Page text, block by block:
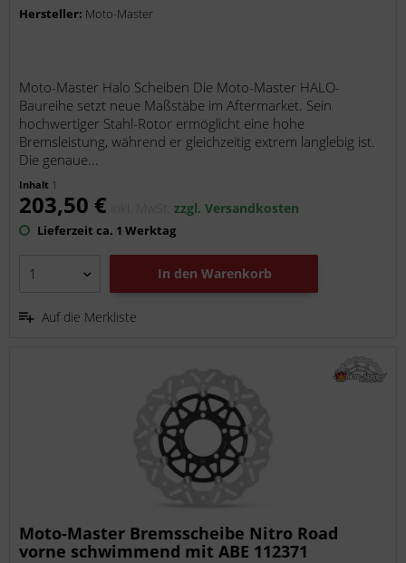
Hersteller: Moto-Master
Moto-Master Halo Scheiben Die Moto-Master HALO-
Baureihe setzt neue Maßstäbe im Aftermarket. Sein
hochwertiger Stahl-Rotor ermöglicht eine hohe
Bremsleistung, während er gleichzeitig extrem langlebig ist.
Die genaue...
Inhalt 1
203,50 € inkl. MwSt.zzgl. Versandkosten
Lieferzeit ca. 1 Werktag
In den Warenkorb
Auf die Merkliste
Moto-Master Bremsscheibe Nitro Road
vorne schwimmend mit ABE 112371